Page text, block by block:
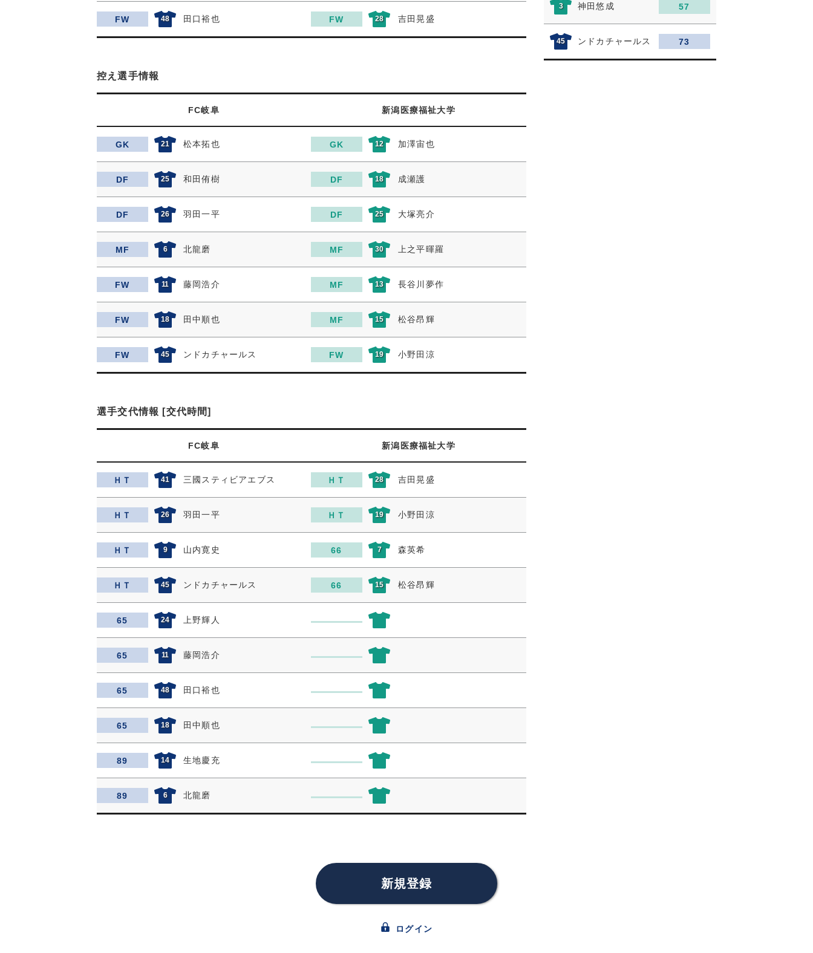
FW 48 田口裕也 FW 28 吉田晃盛
控え選手情報
FC岐阜 新潟医療福祉大学
GK 21 松本拓也 GK 12 加澤宙也
DF 25 和田侑樹 DF 18 成瀬護
DF 26 羽田一平 DF 25 大塚亮介
MF 6 北龍磨 MF 30 上之平暉羅
FW 11 藤岡浩介 MF 13 長谷川夢作
FW 18 田中順也 MF 15 松谷昂輝
FW 45 ンドカチャールス FW 19 小野田涼
選手交代情報 [交代時間]
FC岐阜 新潟医療福祉大学
ＨＴ 41 三國スティビアエブス ＨＴ 28 吉田晃盛
ＨＴ 26 羽田一平 ＨＴ 19 小野田涼
ＨＴ 9 山内寛史 66 7 森英希
ＨＴ 45 ンドカチャールス 66 15 松谷昂輝
65 24 上野輝人
65 11 藤岡浩介
65 48 田口裕也
65 18 田中順也
89 14 生地慶充
89 6 北龍磨
3 神田悠成 57
45 ンドカチャールス 73
新規登録
ログイン